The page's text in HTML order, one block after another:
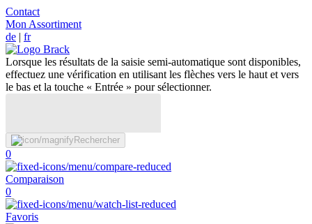
Contact
Mon Assortiment
de | fr
Lorsque les résultats de la saisie semi-automatique sont disponibles,
effectuez une vérification en utilisant les flèches vers le haut et vers
le bas et la touche « Entrée » pour sélectionner.
Rechercher
0
Comparaison
0
Favoris